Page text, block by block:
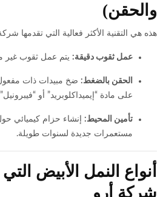
والحقن)
هذه هي التقنية الأكثر فعالية التي تقدمها
عمل ثقوب دقيقة: يتم عمل ثقوب غير
الحقن بالضغط: ضخ مبيدات ذات
على مادة “إيميداكلوبريد” أو
تأمين المحيط: إنشاء حزام كيميائي
مستعمرات جديدة لسنوات طويلة.
أنواع النمل الأبيض
شركة أرو